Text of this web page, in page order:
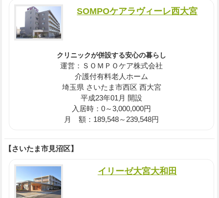
SOMPOケアラヴィーレ西大宮
クリニックが併設する安心の暮らし
運営：ＳＯＭＰＯケア株式会社
介護付有料老人ホーム
埼玉県 さいたま市西区 西大宮
平成23年01月 開設
入居時：0～3,000,000円
月 額：189,548～239,548円
【さいたま市見沼区】
イリーゼ大宮大和田